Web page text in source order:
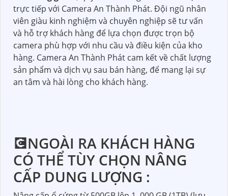
trực tiếp với Camera An Thành Phát. Đội ngũ nhân
viên giàu kinh nghiệm và chuyên nghiệp sẽ tư vấn
và hỗ trợ khách hàng để lựa chọn được trọn bộ
camera phù hợp với nhu cầu và điều kiện của kho
hàng. Camera An Thành Phát cam kết về chất lượng
sản phẩm và dịch vụ sau bán hàng, để mang lại sự
an tâm và hài lòng cho khách hàng.
💽NGOÀI RA KHÁCH HÀNG
CÓ THỂ TÙY CHỌN NÂNG
CẤP DUNG LƯỢNG :